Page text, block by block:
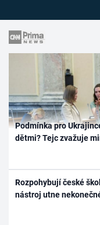
Podmínka pro
dětmi? Tejc zvažuje
Rozpohybují české
nástroj utne